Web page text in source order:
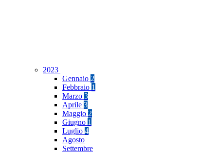
2023
Gennaio 2
Febbraio 1
Marzo 3
Aprile 3
Maggio 2
Giugno 1
Luglio 4
Agosto
Settembre